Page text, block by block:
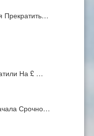
Прекратить…
На £ …
Срочно…